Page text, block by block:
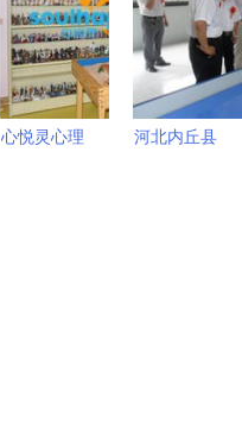
询服务联合
举办
心悦灵心理
河北内丘县